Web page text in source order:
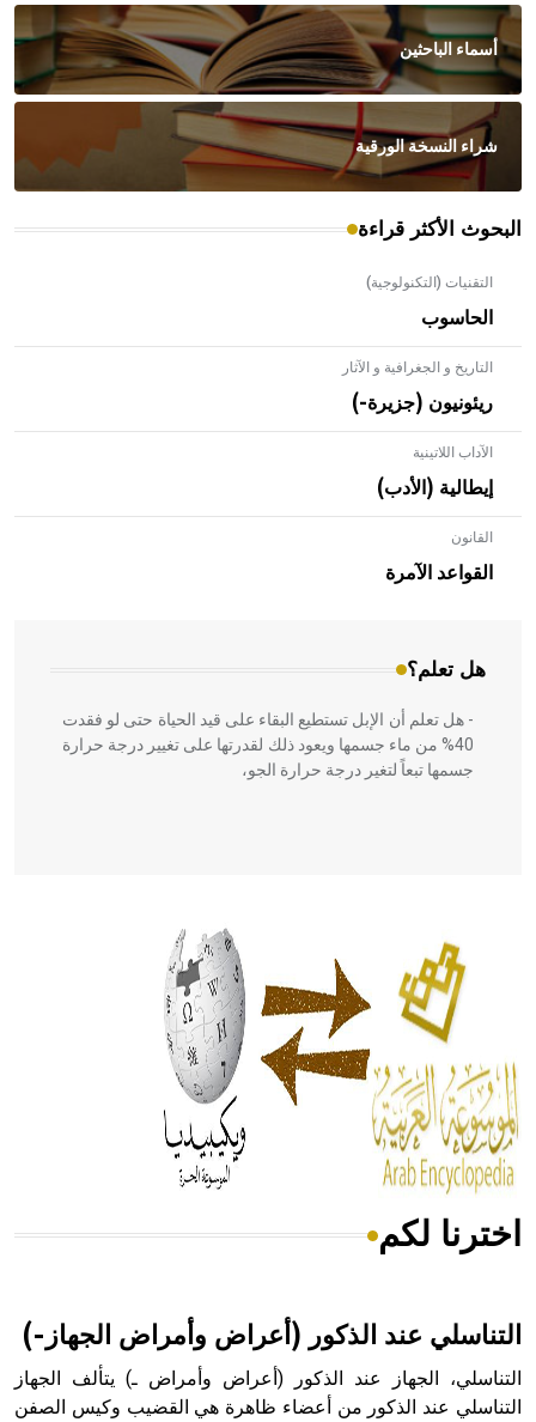
أسماء الباحثين
شراء النسخة الورقية
البحوث الأكثر قراءة
التقنيات (التكنولوجية)
الحاسوب
التاريخ و الجغرافية و الآثار
ريئونيون (جزيرة-)
الآداب اللاتينية
إيطالية (الأدب)
القانون
القواعد الآمرة
هل تعلم؟
- هل تعلم أن الأبلق نوع من الفنون الهندسية التي ارتبطت
بالعمارة الإسلامية في بلاد الشام ومصر خاصة، حيث يحرص
المعمار على بناء مداميكه وخاصة في الواجهات
- هل تعلم أن الإبل تستطيع البقاء على قيد الحياة حتى لو فقدت
40% من ماء جسمها ويعود ذلك لقدرتها على تغيير درجة حرارة
جسمها تبعاً لتغير درجة حرارة الجو،
الحكم، الأدلة، تنظيم التغذية، ورسالته في جروح الرأس. ويعود
له الفضل بأنه حرر الطب من الدين والفلسفة.
- هل تعلم أن المرجان إفراز حيواني يتكون في البحر ويتركب
من مادة كربونات الكلسيوم، وهو أحمر أو شديد الحمرة وهو
أجود أنواعه، ويمتاز بكبر الحجم ويسمى الش
هل تعلم أن الأبسيد كلمة فرنسية اللفظ تم اعتمادها مصطلحاً
اخترنا لكم
التناسلي عند الذكور (أعراض وأمراض الجهاز-)
التناسلي، الجهاز عند الذكور (أعراض وأمراض ـ) يتألف الجهاز
التناسلي عند الذكور من أعضاء ظاهرة هي القضيب وكيس الصفن